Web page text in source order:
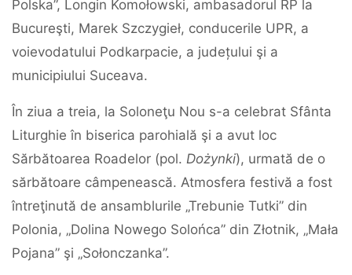
Polska”, Longin Komołowski, ambasadorul RP la
Bucureşti, Marek Szczygieł, conducerile UPR, a
voievodatului Podkarpacie, a județului şi a
municipiului Suceava.
În ziua a treia, la Soloneţu Nou s-a celebrat Sfânta
Liturghie în biserica parohială şi a avut loc
Sărbătoarea Roadelor (pol. Dożynki), urmată de o
sărbătoare câmpenească. Atmosfera festivă a fost
întreţinută de ansamblurile „Trebunie Tutki” din
Polonia, „Dolina Nowego Solońca” din Złotnik, „Mała
Pojana” şi „Sołonczanka”.